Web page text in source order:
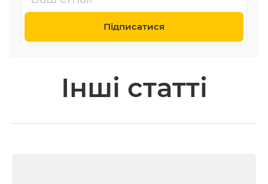
Підписатися
Інші статті